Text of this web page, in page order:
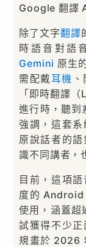
Google 翻譯
除了文字翻譯
時語音對語
Gemini 原生
需配戴耳機
「即時翻譯
進行時，聽到
強調，這套
原說話者的
識不同講者，
目前，這項語
度的 Android
使用，涵蓋超
試獲得不少
規畫於 2026